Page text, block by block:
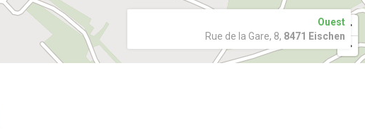
Ouest
Rue de la Gare, 8, 8471 Eischen